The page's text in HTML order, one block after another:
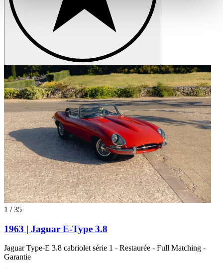
weiteren Daten zusammen, die Sie ihnen bereitgestellt
haben oder die sie im Rahmen Ihrer Nutzung der Dienste
gesammelt haben.
Datenschutzerklärung
1 /35
1963 | Jaguar E-Type 3.8
Jaguar Type-E 3.8 cabriolet série 1 - Restaurée - Full Matching -
Garantie